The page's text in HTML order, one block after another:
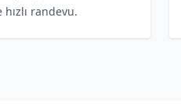
randevu.